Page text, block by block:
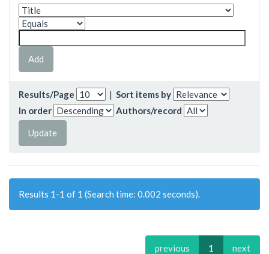
Results/Page | Sort items by
In order
Authors/record
Results 1-1 of 1 (Search time: 0.002 seconds).
previous 1 next